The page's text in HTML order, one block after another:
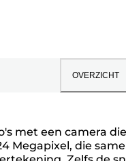
OVERZICHT
met een camera
Megapixel, die